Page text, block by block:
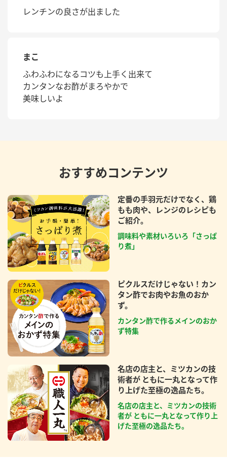
レンチンの良さが出ました
まこ
ふわふわになるコツも上手く出来て
カンタンなお酢がまろやかで
美味しいよ
おすすめコンテンツ
定番の手羽元だけでなく、鶏
もも肉や、レンジのレシピも
ご紹介。
調味料や素材いろいろ「さっぱ
り煮」
ピクルスだけじゃない！カン
タン酢でお肉やお魚のおか
ず。
カンタン酢で作るメインのおか
ず特集
名店の店主と、ミツカンの技
術者が ともに一丸となって作
り上げた至極の逸品たち。
名店の店主と、ミツカンの技術
者が ともに一丸となって作り上
げた至極の逸品たち。